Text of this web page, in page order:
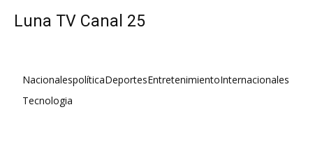
Luna TV Canal 25
NacionalespolíticaDeportesEntretenimientoInternacionales
Tecnologia